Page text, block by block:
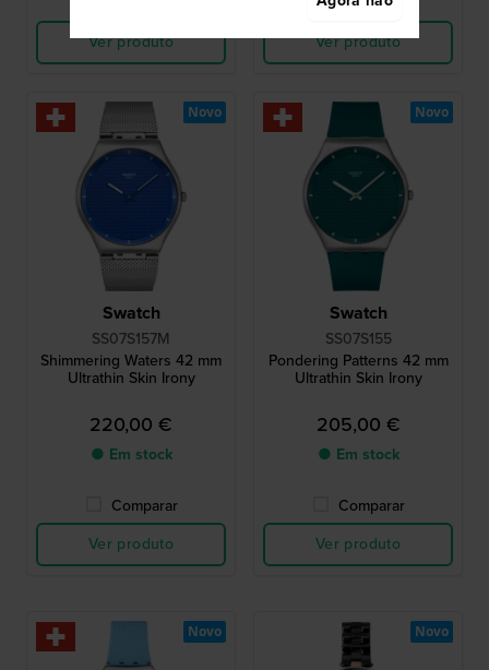
Ver produto
Ver produto
Swatch
SS07S157M
Shimmering Waters 42 mm
Ultrathin Skin Irony
220,00 €
● Em stock
Comparar
Ver produto
Novo
Swatch
SS07S155
Pondering Patterns 42 mm
Ultrathin Skin Irony
205,00 €
● Em stock
Comparar
Ver produto
Novo
Novo Novo